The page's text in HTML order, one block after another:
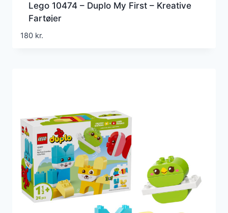
Lego 10474 – Duplo My First – Kreative
Fartøjer
180 kr.